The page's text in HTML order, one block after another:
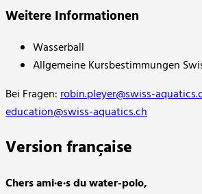
Weitere Informationen
Wasserball
Allgemeine Kursbestimmungen
Bei Fragen:robin.pleyer@swiss-
education@swiss-aquatics.ch
Version française
Chers ami·e·s du water-polo,